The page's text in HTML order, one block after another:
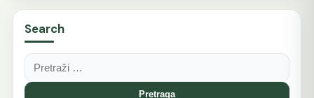
Search
Pretraga: